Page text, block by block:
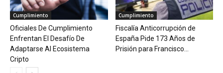
Cumplimiento
Oficiales De Cumplimiento
Enfrentan El Desafío De
Adaptarse Al Ecosistema
Cripto
Cumplimiento
Fiscalía Anticorrupción de
España Pide 173 Años de
Prisión para Francisco...